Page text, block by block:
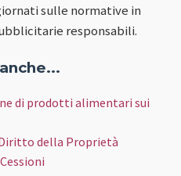
sulle normative in
responsabili.
di prodotti alimentari sui
della Proprietà